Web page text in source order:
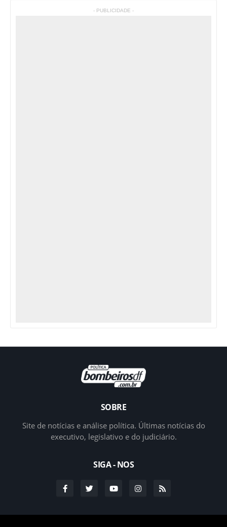
- PUBLICIDADE -
SOBRE
Site de notícias e análise política. Últimas notícias do
executivo, legislativo e do judiciário.
SIGA - NOS